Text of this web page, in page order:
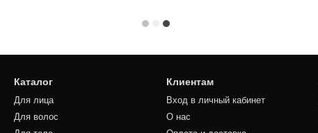
Каталог
Для лица
Для волос
Клиентам
Вход в личный кабинет
О нас